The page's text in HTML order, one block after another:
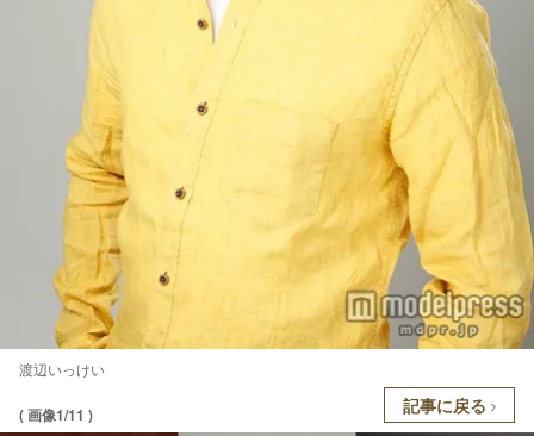
渡辺いっけい
( 画像1/11 ) 記事に戻る